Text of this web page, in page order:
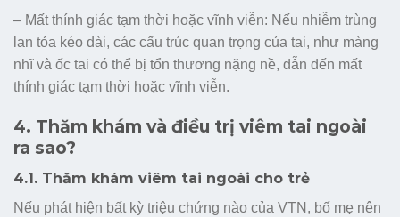
– Mất thính giác tạm thời hoặc vĩnh viễn: Nếu nhiễm trùng
lan tỏa kéo dài, các cấu trúc quan trọng của tai, như màng
nhĩ và ốc tai có thể bị tổn thương nặng nề, dẫn đến mất
thính giác tạm thời hoặc vĩnh viễn.
4. Thăm khám và điều trị viêm tai ngoài
ra sao?
4.1. Thăm khám viêm tai ngoài cho trẻ
Nếu phát hiện bất kỳ triệu chứng nào của VTN, bố mẹ nên